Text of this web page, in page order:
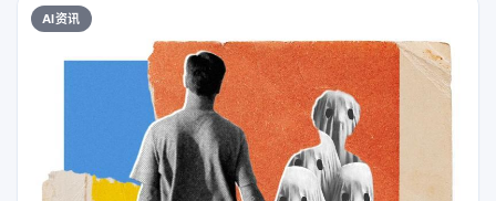
生成式AI支持。此次更新将进一步助力企业从信息收集到基于数
据的决策全过程。 新增的调研功能能够从外部来源自动收
AI资讯